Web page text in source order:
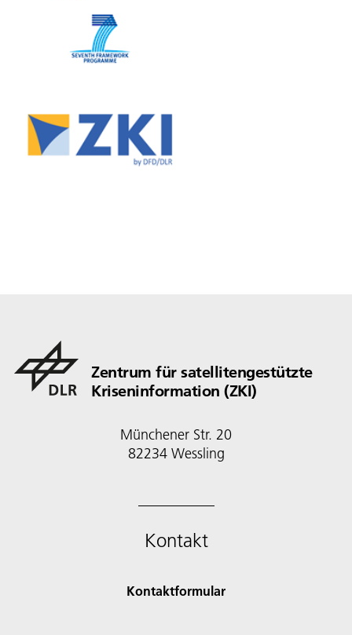
Zentrum für satellitengestützte
Kriseninformation (ZKI)
Münchener Str. 20
82234 Wessling
Kontakt
Kontaktformular